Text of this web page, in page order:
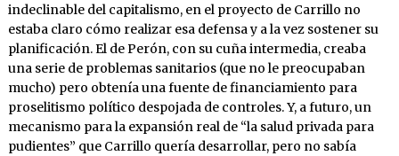
indeclinable del capitalismo, en el proyecto de Carrillo no
estaba claro cómo realizar esa defensa y a la vez sostener su
planificación. El de Perón, con su cuña intermedia, creaba
una serie de problemas sanitarios (que no le preocupaban
mucho) pero obtenía una fuente de financiamiento para
proselitismo político despojada de controles. Y, a futuro, un
mecanismo para la expansión real de “la salud privada para
pudientes” que Carrillo quería desarrollar, pero no sabía